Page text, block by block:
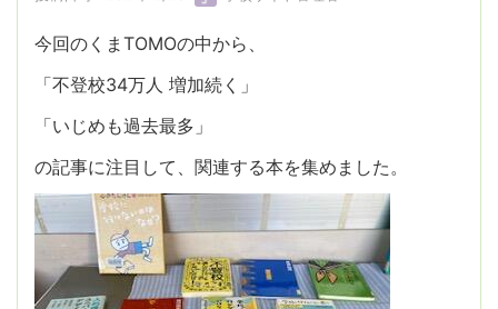
今回のくまTOMOの中から、
「不登校34万人 増加続く」
「いじめも過去最多」
の記事に注目して、関連する本を集めました。